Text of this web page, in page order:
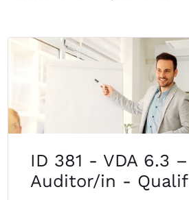
ID 381 - VDA 6.3
Auditor/in -